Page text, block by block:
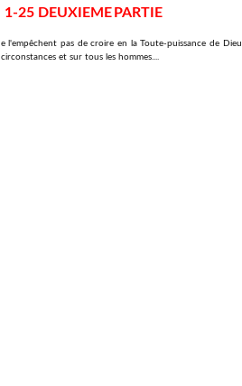
25 DEUXIEME PARTIE
l'empêchent pas de croire en la Toute-puissance de
et sur tous les hommes....